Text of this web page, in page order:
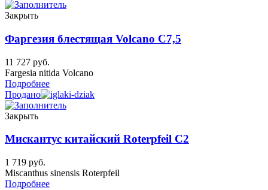
Закрыть
Фаргезия блестящая Volcano C7,5
11 727 руб.
Fargesia nitida Volcano
Подробнее
Продано
Закрыть
Мискантус китайский Roterpfeil C2
1 719 руб.
Miscanthus sinensis Roterpfeil
Подробнее